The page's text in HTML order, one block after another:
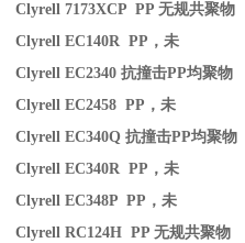
Clyrell 7173XCP PP无规共聚物
Clyrell EC140R PP ，未
Clyrell EC2340抗撞击PP均聚物
Clyrell EC2458 PP ，未
Clyrell EC340Q抗撞击PP均聚物
Clyrell EC340R PP ，未
Clyrell EC348P PP ，未
Clyrell RC124H PP无规共聚物